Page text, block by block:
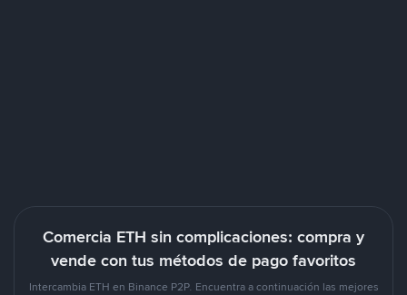
Comercia ETH sin complicaciones: compra y
vende con tus métodos de pago favoritos
Intercambia ETH en Binance P2P. Encuentra a continuación las mejores